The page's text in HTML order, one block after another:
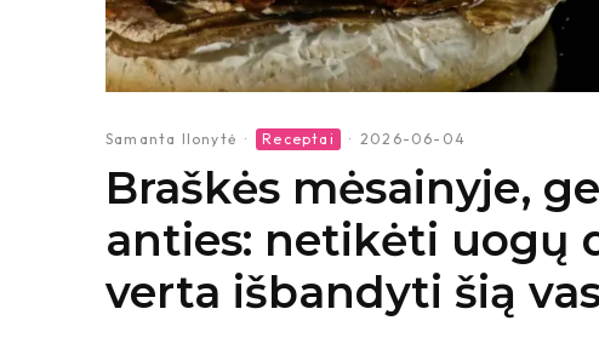
Samanta Ilonytė · Receptai · 2026-06-04
Braškės mėsainyje,
anties: netikėti uogų
verta išbandyti šią